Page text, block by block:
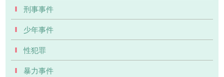
刑事事件
少年事件
性犯罪
暴力事件